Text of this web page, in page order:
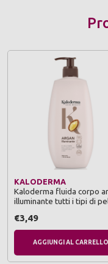
KALODERMA
Kaloderma fluida corpo
illuminante tutti i tipi di
€3,49
AGGIUNGI AL CARRELLO